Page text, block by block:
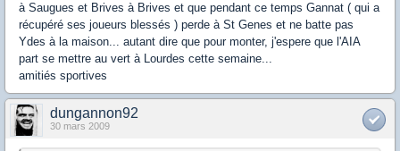
à Saugues et Brives à Brives et que pendant ce temps Gannat ( qui a
récupéré ses joueurs blessés ) perde à St Genes et ne batte pas
Ydes à la maison... autant dire que pour monter, j'espere que l'AIA
part se mettre au vert à Lourdes cette semaine...
amitiés sportives
dungannon92
30 mars 2009